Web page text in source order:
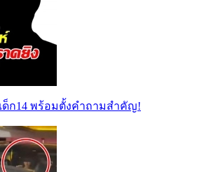
ก14 พร้อมตั้งคำถามสำคัญ!